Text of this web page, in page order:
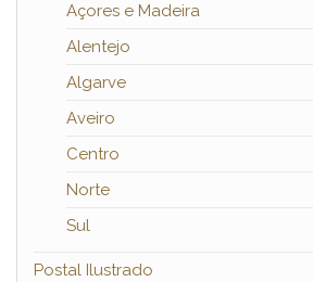
Açores e Madeira
Alentejo
Algarve
Aveiro
Centro
Norte
Sul
Postal Ilustrado